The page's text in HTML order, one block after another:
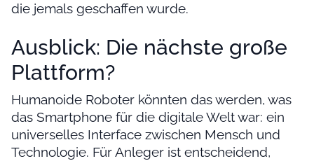
die jemals geschaffen wurde.
Ausblick: Die nächste große
Plattform?
Humanoide Roboter könnten das werden, was
das Smartphone für die digitale Welt war: ein
universelles Interface zwischen Mensch und
Technologie. Für Anleger ist entscheidend,